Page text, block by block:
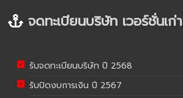
จดทะเบียนบริษัท เวอร์ชั่นเก่า
รับจดทะเบียนบริษัท ปี 2568
รับปิดงบการเงิน ปี 2567